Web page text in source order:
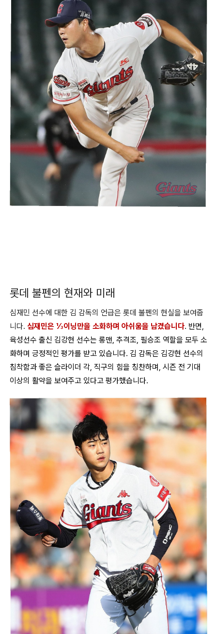
롯데 불펜의 현재와 미래
심재민 선수에 대한 김 감독의 언급은 롯데 불펜의 현실을 보여줍
니다. 심재민은 ⅓이닝만을 소화하며 아쉬움을 남겼습니다. 반면,
육성선수 출신 김강현 선수는 롱맨, 추격조, 필승조 역할을 모두 소
화하며 긍정적인 평가를 받고 있습니다. 김 감독은 김강현 선수의
침착함과 좋은 슬라이더 각, 직구의 힘을 칭찬하며, 시즌 전 기대
이상의 활약을 보여주고 있다고 평가했습니다.